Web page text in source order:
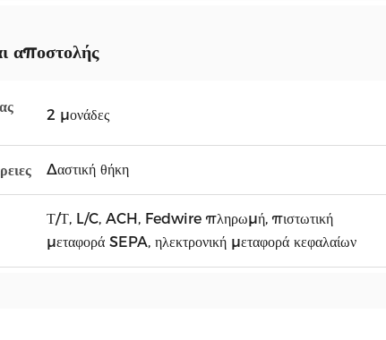
αποστολής
2 μονάδες
Δαστική θήκη
Τ/Τ, L/C, ACH, Fedwire πληρωμή, πιστωτική
μεταφορά SEPA, ηλεκτρονική μεταφορά κεφαλαίων